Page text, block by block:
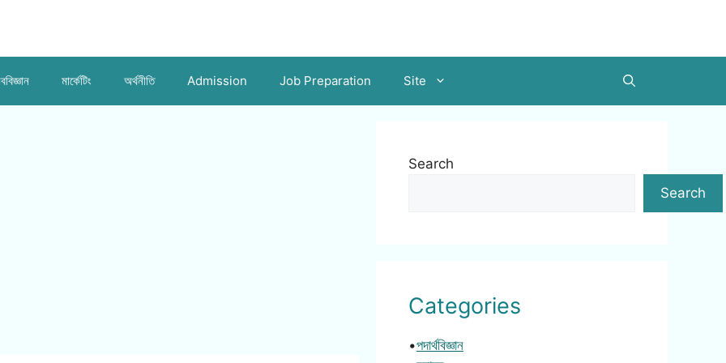
মার্কেটিং অর্থনীতি Admission Job Preparation Site
Search
Search
Categories
•পদার্থবিজ্ঞান